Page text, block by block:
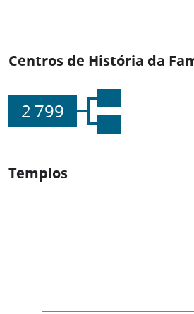
Centros de História da
2 799
Templos